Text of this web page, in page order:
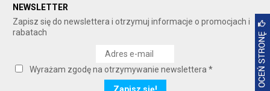
NEWSLETTER
Zapisz się do newslettera i otrzymuj informacje o promocjach i
rabatach
Wyrażam zgodę na otrzymywanie newslettera *